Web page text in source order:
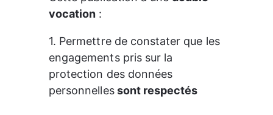
vocation :
1. Permettre de constater que les
engagements pris sur la
protection des données
personnelles sont respectés